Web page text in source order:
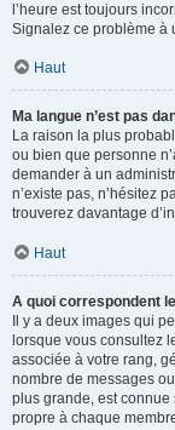
l’heure est toujours
Signalez ce problème à
Haut
Ma langue n’est pas
La raison la plus
ou bien que personne
demander à un
n’existe pas, n’hésitez
trouverez davantage
Haut
A quoi correspondent
Il y a deux images qui
lorsque vous consultez
associée à votre rang,
nombre de messages
plus grande, est connue
propre à chaque